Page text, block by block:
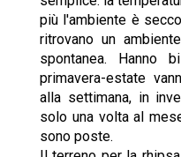
più l'ambiente è
ritrovano un
spontanea. Hanno
primavera-estate
alla settimana, in
solo una volta al
sono poste.